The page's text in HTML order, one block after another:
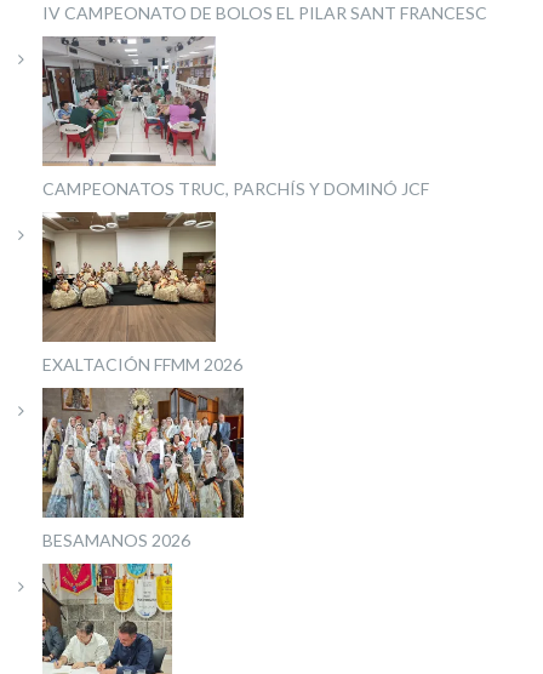
IV CAMPEONATO DE BOLOS EL PILAR SANT FRANCESC
CAMPEONATOS TRUC, PARCHÍS Y DOMINÓ JCF
EXALTACIÓN FFMM 2026
BESAMANOS 2026